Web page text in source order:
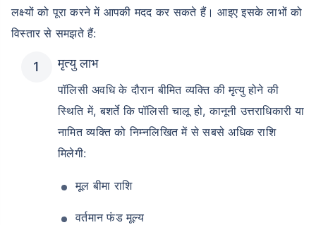
लक्ष्यों को पूरा करने में आपकी मदद कर सकते हैं। आइए इसके लाभों को
विस्तार से समझते हैं:
मृत्यु लाभ
पॉलिसी अवधि के दौरान बीमित व्यक्ति की मृत्यु होने की
स्थिति में, बशर्ते कि पॉलिसी चालू हो, कानूनी उत्तराधिकारी या
नामित व्यक्ति को निम्नलिखित में से सबसे अधिक राशि
मिलेगी:
मूल बीमा राशि
वर्तमान फंड मूल्य